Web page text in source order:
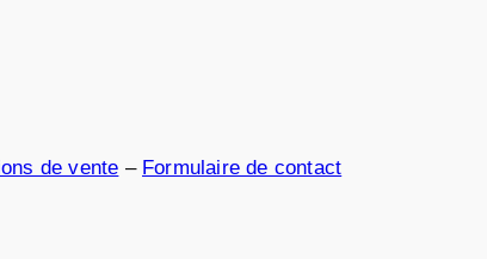
de vente – Formulaire de contact